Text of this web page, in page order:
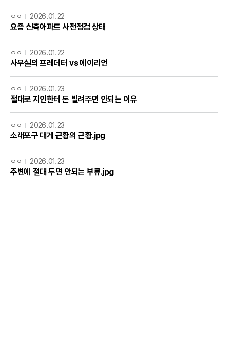
ㅇㅇ 2026.01.22
요즘 신축아파트 사전점검 상태
ㅇㅇ 2026.01.22
사무실의 프레데터 vs 에이리언
ㅇㅇ 2026.01.23
절대로 지인한테 돈 빌려주면 안되는 이유
ㅇㅇ 2026.01.23
소래포구 대게 근황의 근황.jpg
ㅇㅇ 2026.01.23
주변에 절대 두면 안되는 부류.jpg